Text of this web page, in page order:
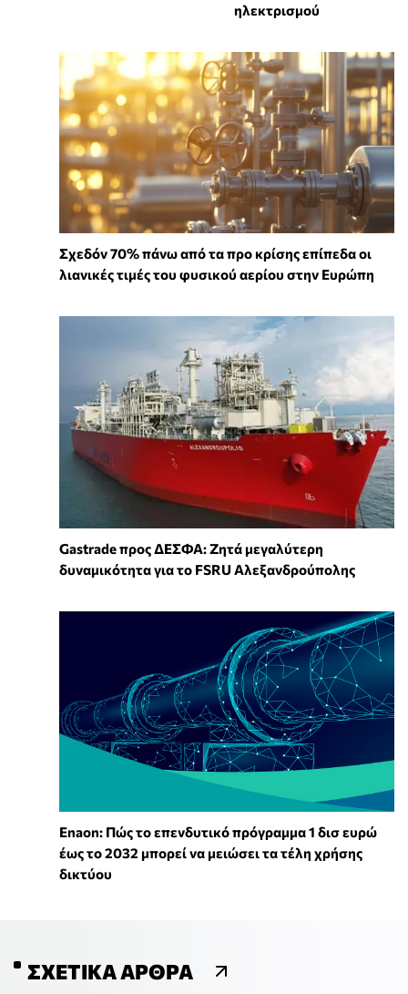
ηλεκτρισμού
Σχεδόν 70% πάνω από τα προ κρίσης επίπεδα οι
λιανικές τιμές του φυσικού αερίου στην Ευρώπη
Gastrade προς ΔΕΣΦΑ: Ζητά μεγαλύτερη
δυναμικότητα για το FSRU Αλεξανδρούπολης
Enaon: Πώς το επενδυτικό πρόγραμμα 1 δισ ευρώ
έως το 2032 μπορεί να μειώσει τα τέλη χρήσης
δικτύου
ΣΧΕΤΙΚΆ ΆΡΘΡΑ